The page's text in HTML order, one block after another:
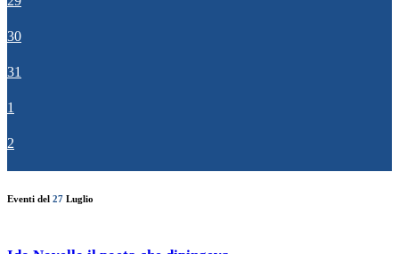
30
31
1
2
Eventi del 27 Luglio